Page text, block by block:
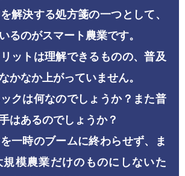
解決する処方箋の一つとして、
るのがスマート農業です。
ットは理解できるものの、普及
かなか上がっていません。
クは何なのでしょうか？また普
はあるのでしょうか？
一時のブームに終わらせず、ま
規模農業だけのものにしないた